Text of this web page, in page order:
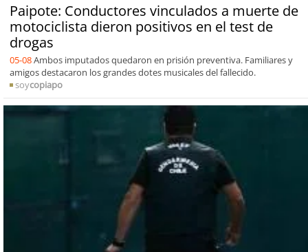
Paipote: Conductores vinculados a muerte de
motociclista dieron positivos en el test de
drogas
05-08Ambos imputados quedaron en prisión preventiva. Familiares y
amigos destacaron los grandes dotes musicales del fallecido.
soycopiapo